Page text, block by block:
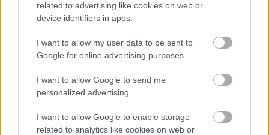
related to advertising like cookies on web or
device identifiers in apps.
I want to allow my user data to be sent to
Google for online advertising purposes.
I want to allow Google to send me
personalized advertising.
I want to allow Google to enable storage
related to analytics like cookies on web or
Διάρκεια: 12 ώρες
Σεμινάρια